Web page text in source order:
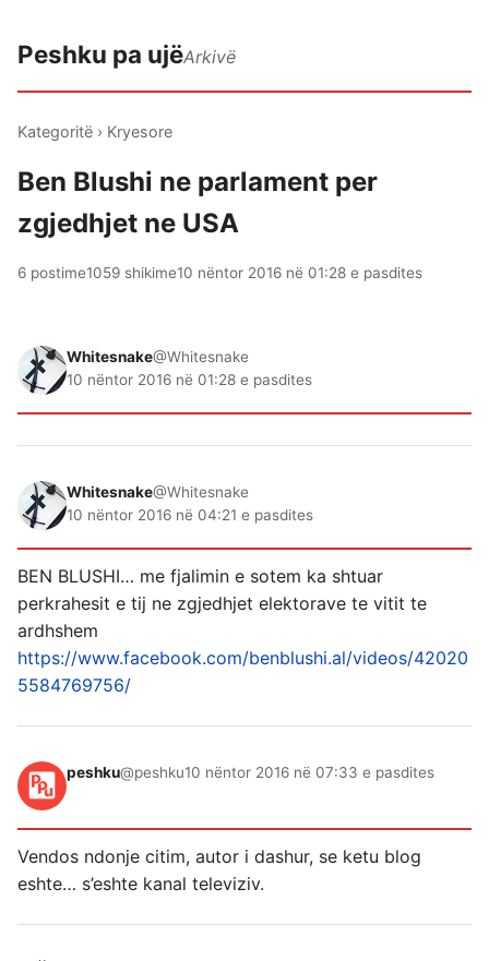
Peshku pa ujëArkivë
Kategoritë › Kryesore
Ben Blushi ne parlament per
zgjedhjet ne USA
6 postime1059 shikime10 nëntor 2016 në 01:28 e pasdites
Whitesnake@Whitesnake
10 nëntor 2016 në 01:28 e pasdites
Whitesnake@Whitesnake
10 nëntor 2016 në 04:21 e pasdites
BEN BLUSHI… me fjalimin e sotem ka shtuar
perkrahesit e tij ne zgjedhjet elektorave te vitit te
ardhshem
https://www.facebook.com/benblushi.al/videos/42020
5584769756/
peshku@peshku10 nëntor 2016 në 07:33 e pasdites
Vendos ndonje citim, autor i dashur, se ketu blog
eshte… s’eshte kanal televiziv.